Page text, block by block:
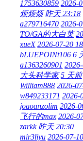
1753630859 2026-
烦烦烦 昨天 23:18
a279716470 2026-
TO/GA的大白菜
xueX 2026-07-20
bLUEPOINt106 6
a1363260901
大头科学家 5 天前
William888 2026-
w849233171 2026-
joaoanzolim 2026-
飞行的max 2026-
zarkk 昨天 20:30
mir3liyu 2026-07-